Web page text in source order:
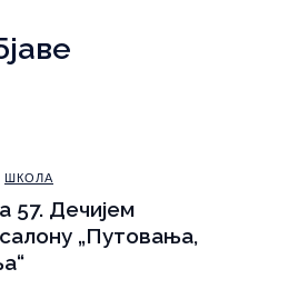
ШКОЛА
57. Дечијем
„Путовања,